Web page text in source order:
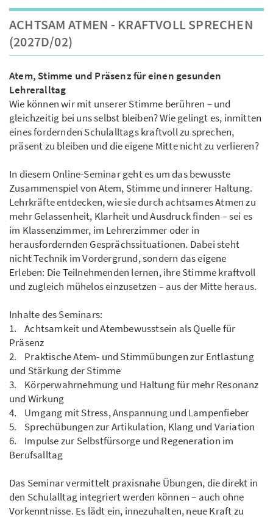
ACHTSAM ATMEN - KRAFTVOLL SPRECHEN
(2027D/02)
Atem, Stimme und Präsenz für einen gesunden
Lehreralltag
Wie können wir mit unserer Stimme berühren – und
gleichzeitig bei uns selbst bleiben? Wie gelingt es, inmitten
eines fordernden Schulalltags kraftvoll zu sprechen,
präsent zu bleiben und die eigene Mitte nicht zu verlieren?
In diesem Online-Seminar geht es um das bewusste
Zusammenspiel von Atem, Stimme und innerer Haltung.
Lehrkräfte entdecken, wie sie durch achtsames Atmen zu
mehr Gelassenheit, Klarheit und Ausdruck finden – sei es
im Klassenzimmer, im Lehrerzimmer oder in
herausfordernden Gesprächssituationen. Dabei steht
nicht Technik im Vordergrund, sondern das eigene
Erleben: Die Teilnehmenden lernen, ihre Stimme kraftvoll
und zugleich mühelos einzusetzen – aus der Mitte heraus.
Inhalte des Seminars:
1. Achtsamkeit und Atembewusstsein als Quelle für
Präsenz
2. Praktische Atem- und Stimmübungen zur Entlastung
und Stärkung der Stimme
3. Körperwahrnehmung und Haltung für mehr Resonanz
und Wirkung
4. Umgang mit Stress, Anspannung und Lampenfieber
5. Sprechübungen zur Artikulation, Klang und Variation
6. Impulse zur Selbstfürsorge und Regeneration im
Berufsalltag
Das Seminar vermittelt praxisnahe Übungen, die direkt in
den Schulalltag integriert werden können – auch ohne
Vorkenntnisse. Es lädt ein, innezuhalten, neue Kraft zu